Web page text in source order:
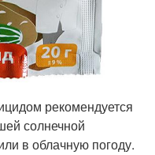
рекомендуется
солнечной
в облачную погоду.